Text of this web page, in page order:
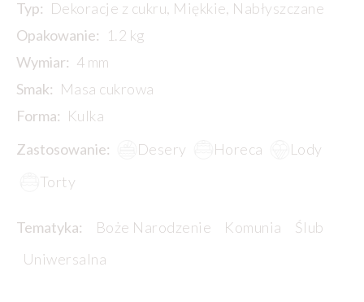
Typ: Dekoracje z cukru, Miękkie, Nabłyszczane
Opakowanie: 1.2 kg
Wymiar: 4 mm
Smak: Masa cukrowa
Forma: Kulka
Zastosowanie:
Desery Horeca
Lody
Torty
Tematyka: Boże Narodzenie Komunia
Ślub
Uniwersalna